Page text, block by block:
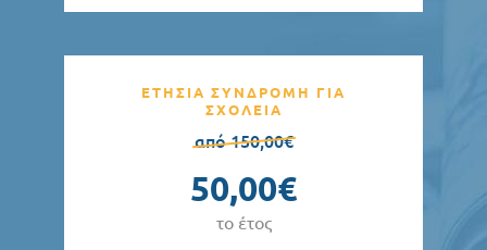
ΕΤΗΣΙΑ ΣΥΝΔΡΟΜΗ ΓΙΑ
ΣΧΟΛΕΙΑ
από 150,00€
50,00€
το έτος